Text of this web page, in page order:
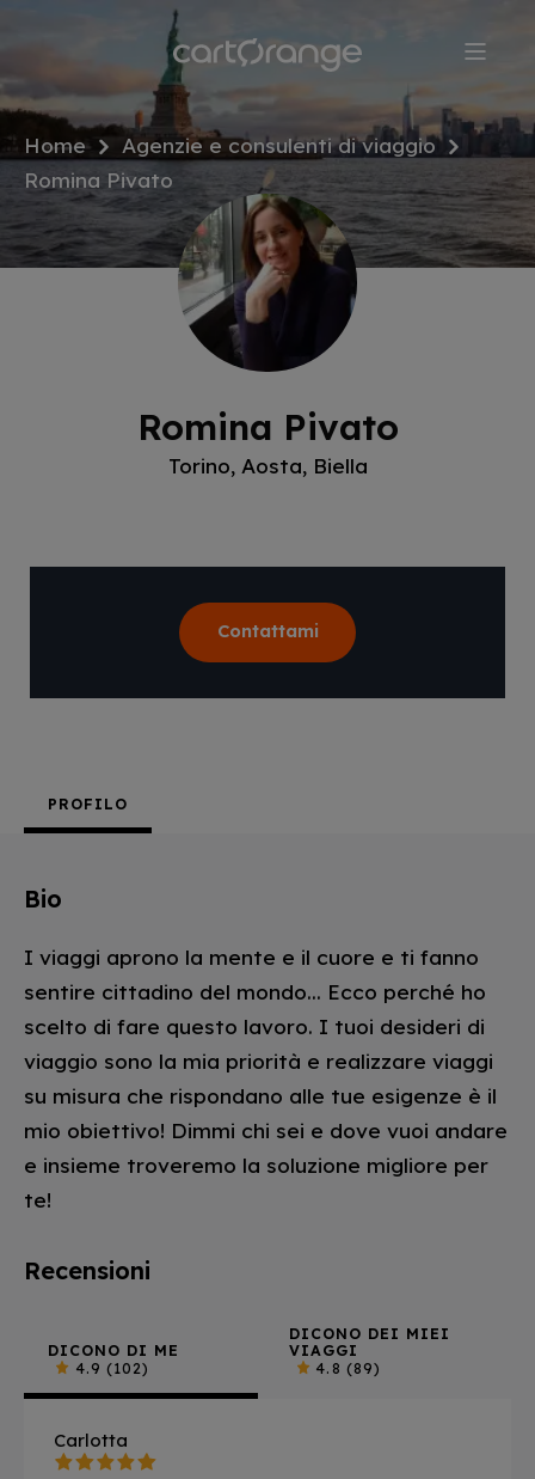
principale
Home
Agenzie e consulenti di viaggio
Romina Pivato
Romina Pivato
Torino, Aosta, Biella
Contattami
PROFILO
Bio
I viaggi aprono la mente e il cuore e ti fanno
sentire cittadino del mondo... Ecco perché ho
scelto di fare questo lavoro. I tuoi desideri di
viaggio sono la mia priorità e realizzare viaggi
su misura che rispondano alle tue esigenze è il
mio obiettivo! Dimmi chi sei e dove vuoi andare
e insieme troveremo la soluzione migliore per
te!
Recensioni
DICONO DI ME
4.9 (102)
DICONO DEI MIEI
VIAGGI
4.8 (89)
Carlotta